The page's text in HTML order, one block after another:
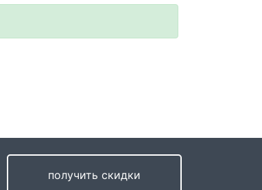
получить скидки